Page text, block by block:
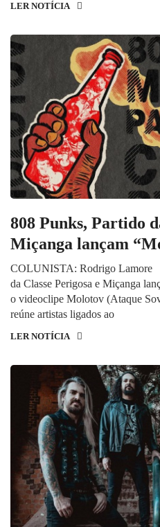
LER NOTÍCIA
808 Punks, Partido
Miçanga lançam
COLUNISTA: Rodrigo Lamore
da Classe Perigosa e Miçanga
o videoclipe Molotov (Ataque
reúne artistas ligados ao
LER NOTÍCIA